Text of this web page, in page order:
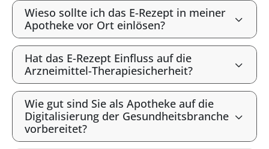
Wieso sollte ich das E-Rezept in meiner
Apotheke vor Ort einlösen?
Hat das E-Rezept Einfluss auf die
Arzneimittel-Therapiesicherheit?
Wie gut sind Sie als Apotheke auf die
Digitalisierung der Gesundheitsbranche
vorbereitet?